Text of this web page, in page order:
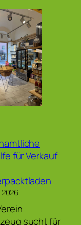
für Verkauf
2026
sucht für